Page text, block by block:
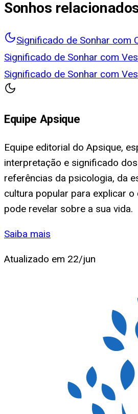
Sonhos
Significado de Sonhar com
Significado de Sonhar com
Significado de Sonhar com
Equipe Apsique
Equipe editorial do Apsique,
interpretação e significado
referências da psicologia, da
cultura popular para explicar o
pode revelar sobre a sua vida.
Saiba mais
Atualizado em 22/jun